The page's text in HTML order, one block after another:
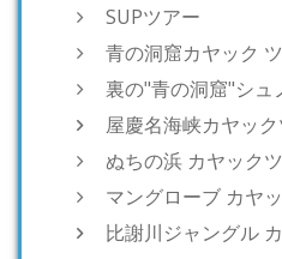
SUPツアー
青の洞窟カヤック
裏の"青の洞窟"シュ
屋慶名海峡カヤッ
ぬちの浜 カヤック
マングローブ カヤ
比謝川ジャングル